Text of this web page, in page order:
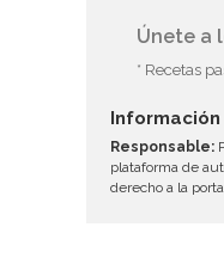
Únete a
* Recetas
Responsable:
plataforma de
derecho a la